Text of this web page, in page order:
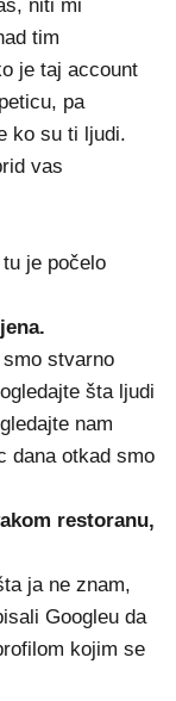
niti mi
tim
je taj account
pa
ko su ti ljudi.
vas
je počelo
stvarno
šta ljudi
nam
dana otkad smo
restoranu,
ja ne znam,
Googleu da
kojim se